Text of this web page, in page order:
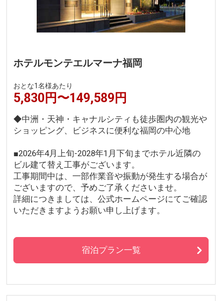
ホテルモンテエルマーナ福岡
おとな1名様あたり
5,830円〜149,589円
◆中洲・天神・キャナルシティも徒歩圏内の観光や
ショッピング、ビジネスに便利な福岡の中心地
■2026年4月上旬-2028年1月下旬までホテル近隣の
ビル建て替え工事がございます。
工事期間中は、一部作業音や振動が発生する場合が
ございますので、予めご了承くださいませ。
詳細につきましては、公式ホームページにてご確認
いただきますようお願い申し上げます。
宿泊プラン一覧